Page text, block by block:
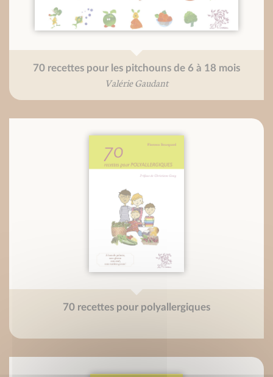
70 recettes pour les pitchouns de 6 à 18 mois
Valérie Gaudant
70 recettes pour polyallergiques